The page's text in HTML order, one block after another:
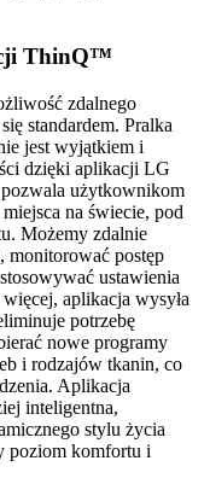
ThinQ™
zdalnego
standardem. Pralka
jest wyjątkiem i
dzięki aplikacji LG
użytkownikom
na świecie, pod
Możemy zdalnie
monitorować postęp
ustawienia
aplikacja wysyła
potrzebę
nowe programy
i rodzajów tkanin, co
Aplikacja
inteligentna,
stylu życia
poziom komfortu i